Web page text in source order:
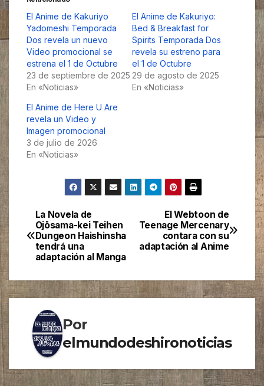
El Anime de Kakuriyo
Yadomeshi Temporada
Dos revela un nuevo
Video promocional se
estrena el 1 de Octubre
23 de septiembre de 2025
En «Noticias»
El Anime de Kakuriyo:
Bed & Breakfast for
Spirits Temporada Dos
revela su estreno para
el 1 de Octubre
29 de agosto de 2025
En «Noticias»
El Anime de Here U Are
revela un Video y
Imagen promocional
3 de julio de 2026
En «Noticias»
Navegación
de
entradas
El Webtoon de
Teenage Mercenary
contara con su
adaptación al Anime
La Novela de
Ojōsama-kei Teihen
Dungeon Haishinsha
tendrá una
adaptación al Manga
Por
elmundodeshironoticias